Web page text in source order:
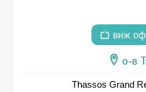
виж
о-в
Thassos Grand